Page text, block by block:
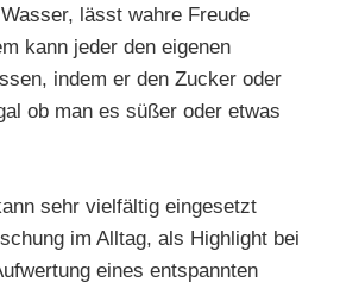
lässt wahre Freude
kann jeder den eigenen
indem er den Zucker oder
ob man es süßer oder etwas
sehr vielfältig eingesetzt
im Alltag, als Highlight bei
eines entspannten